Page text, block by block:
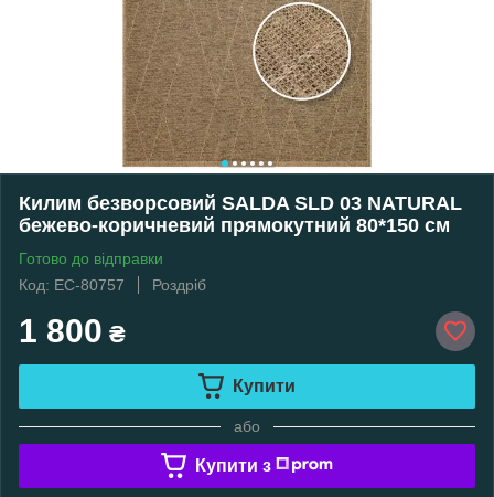
Килим безворсовий SALDA SLD 03 NATURAL
бежево-коричневий прямокутний 80*150 см
Готово до відправки
Код: EC-80757
Роздріб
1 800 ₴
Купити
або
Купити з